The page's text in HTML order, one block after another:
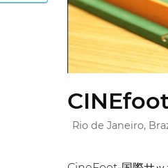
Rio de Janeiro,